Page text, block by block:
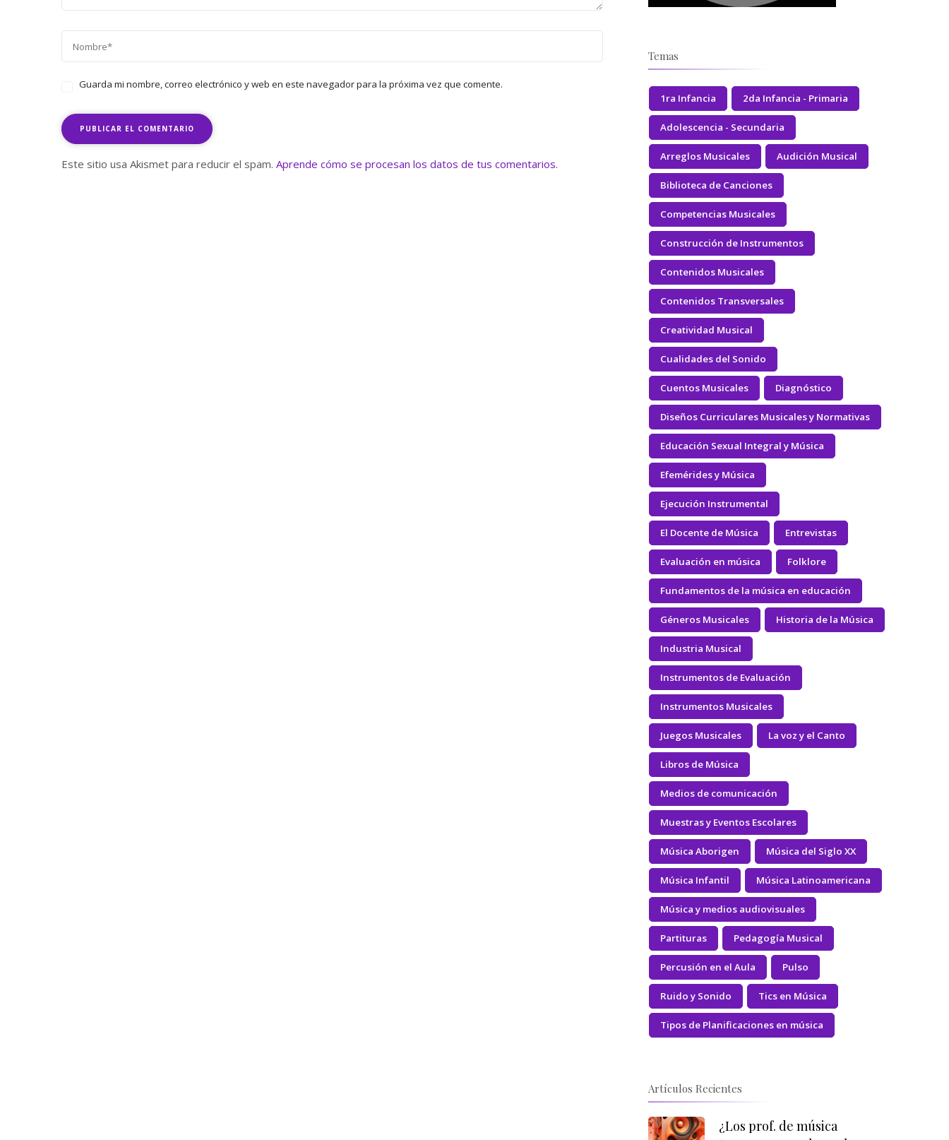
Guarda mi nombre, correo electrónico y web en este navegador para la próxima vez que comente.
Este sitio usa Akismet para reducir el spam. Aprende cómo se procesan los datos de tus comentarios.
Temas
1ra Infancia 2da Infancia - Primaria
Adolescencia - Secundaria
Arreglos Musicales Audición Musical
Biblioteca de Canciones
Competencias Musicales
Construcción de Instrumentos
Contenidos Musicales
Contenidos Transversales
Creatividad Musical
Cualidades del Sonido
Cuentos Musicales Diagnóstico
Diseños Curriculares Musicales y Normativas
Educación Sexual Integral y Música
Efemérides y Música
Ejecución Instrumental
El Docente de Música Entrevistas
Evaluación en música Folklore
Fundamentos de la música en educación
Géneros Musicales Historia de la Música
Industria Musical
Instrumentos de Evaluación
Instrumentos Musicales
Juegos Musicales La voz y el Canto
Libros de Música
Medios de comunicación
Muestras y Eventos Escolares
Música Aborigen Música del Siglo XX
Música Infantil Música Latinoamericana
Música y medios audiovisuales
Partituras Pedagogía Musical
Percusión en el Aula Pulso
Ruido y Sonido Tics en Música
Tipos de Planificaciones en música
Artículos Recientes
¿Los prof. de música